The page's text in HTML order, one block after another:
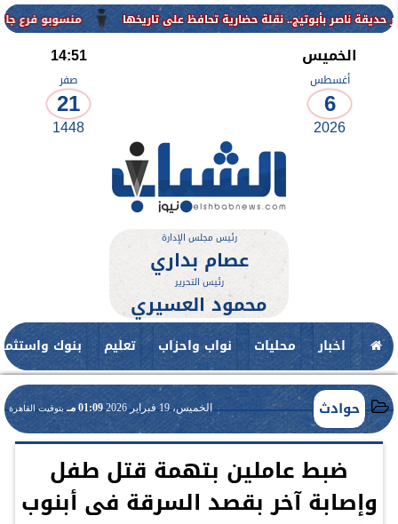
منسوبو فرع جامعة الأزهر للوجه
الخميس
أغسطس
6
2026
14:51
صفر
21
1448
رئيس مجلس الإدارة
عصام بداري
رئيس التحرير
محمود العسيري
اخبار محليات نواب واحزاب تعليم بنوك
حوادث الخميس، 19 فبراير 2026 01:09 مـ بتوقيت القاهرة
ضبط عاملين بتهمة قتل طفل
وإصابة آخر بقصد السرقة فى أبنوب